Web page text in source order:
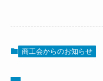
商工会からのお知らせ